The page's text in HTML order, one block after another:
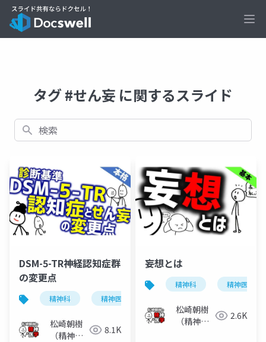
タグ #せん妄 に関するスライド
検索
DSM-5-TR神経認知症群
の変更点
精神科 精神医学
松崎朝樹
（精神科
8.1K
妄想とは
精神科 精神医学
松崎朝樹
（精神科
2.6K